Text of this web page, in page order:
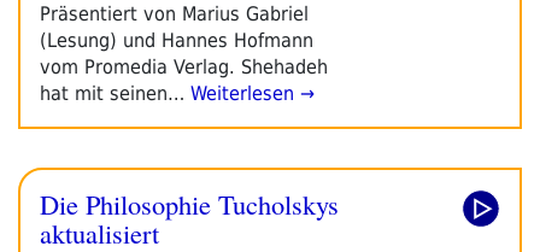
Präsentiert von Marius Gabriel
(Lesung) und Hannes Hofmann
vom Promedia Verlag. Shehadeh
hat mit seinen… Weiterlesen →
Die Philosophie Tucholskys
aktualisiert